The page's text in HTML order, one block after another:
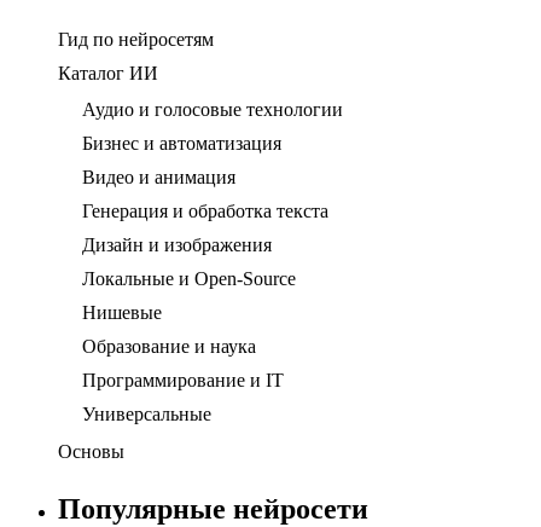
Гид по нейросетям
Каталог ИИ
Аудио и голосовые технологии
Бизнес и автоматизация
Видео и анимация
Генерация и обработка текста
Дизайн и изображения
Локальные и Open-Source
Нишевые
Образование и наука
Программирование и IT
Универсальные
Основы
Популярные нейросети